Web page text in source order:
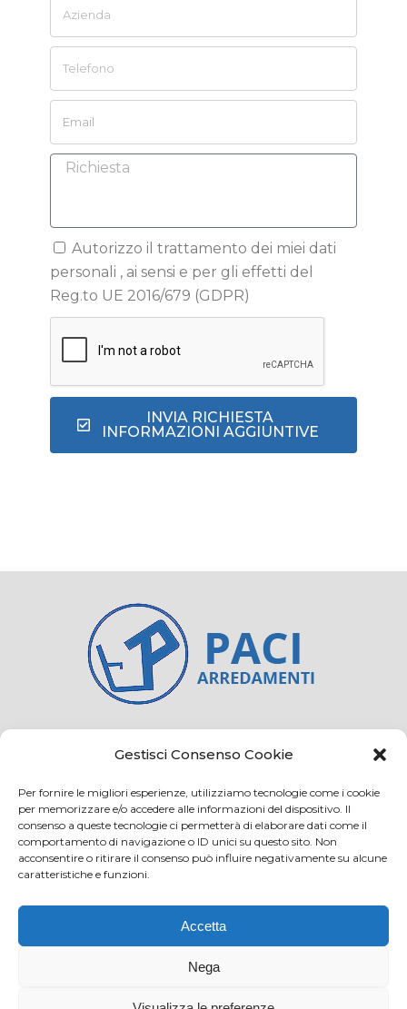
Gestisci Consenso Cookie
Per fornire le migliori esperienze, utilizziamo tecnologie come i cookie
per memorizzare e/o accedere alle informazioni del dispositivo. Il
consenso a queste tecnologie ci permetterà di elaborare dati come il
comportamento di navigazione o ID unici su questo sito. Non
acconsentire o ritirare il consenso può influire negativamente su alcune
caratteristiche e funzioni.
Accetta
Nega
Autorizzo il trattamento dei miei dati
personali , ai sensi e per gli effetti del
Reg.to UE 2016/679 (GDPR)
INVIA RICHIESTA
INFORMAZIONI AGGIUNTIVE
Credits Privacy and cookie
Via Virginio 358/360
Loc. Anselmo 50025 Montespertoli (FI)
E-mail: info@paciarrediscolastici.com
PEC: pacisrl@interfreepec.it
Tel e Fax: +39 0571 675108
PI e CF: 05012160486 Registro delle Imprese di